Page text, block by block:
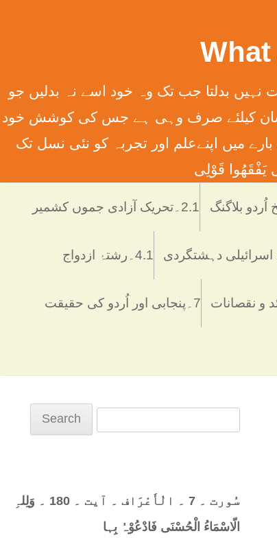
۔ الله تعالٰی کسی قوم کی حالت نہیں بدلتا جب تک وہ خود اسے نہ بدلیں جو
53 النّجم آیت 39) ترجمہ ۔ اور یہ کہ ہر انسان کیلئے صرف وہی ہے جس کی کوشش خود
میں اپنےعلم اور تجربہ کو نئی نسل تک
قَوْلِی
2.1۔تحریک آزادی جموں کشمیر
4.1۔رشتۂ ازدواج
7۔پنجابی اور اُردو کی حقیقت
سُورت ۔ 7 ۔ الْأَعْرَاف ۔ آیت ۔ 180 ۔ وَلِلہِ
الّاسْمَاءُ الْحُسْنَی فَادْعُوْہُ بِہا